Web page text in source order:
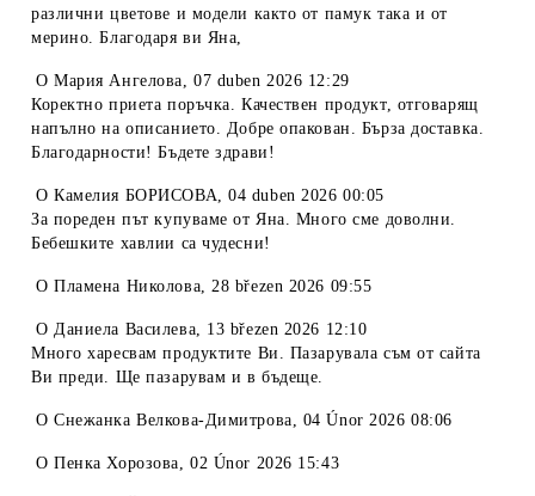
различни цветове и модели както от памук така и от
мерино. Благодаря ви Яна,
OМария Ангелова,07 duben 2026 12:29
Коректно приета поръчка. Качествен продукт, отговарящ
напълно на описанието. Добре опакован. Бърза доставка.
Благодарности! Бъдете здрави!
OКамелия БОРИСОВА,04 duben 2026 00:05
За пореден път купуваме от Яна. Много сме доволни.
Бебешките хавлии са чудесни!
OПламена Николова,28 březen 2026 09:55
OДаниела Василева, 13 březen 2026 12:10
Много харесвам продуктите Ви. Пазарувала съм от сайта
Ви преди. Ще пазарувам и в бъдеще.
OСнежанка Велкова-Димитрова, 04 Únor 2026 08:06
OПенка Хорозова,02 Únor 2026 15:43